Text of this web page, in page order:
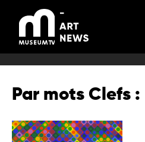
contenu
Par mots Clefs :